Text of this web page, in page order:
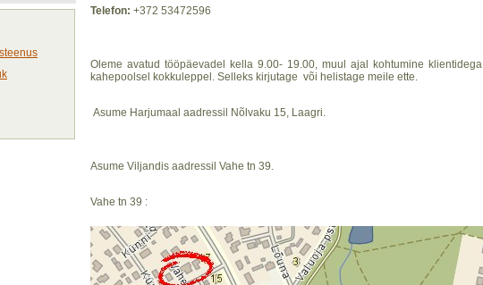
Telefon: +372 53472596
Oleme avatud tööpäevadel kella 9.00- 19.00, muul ajal kohtumine klientidega
kahepoolsel
kokkuleppel . Selleks kirjutage või helistage meile ette.
Asume Harjumaal aadressil Nõlvaku 15, Laagri.
Asume Viljandis aadressil Vahe tn 39.
Vahe tn 39 :